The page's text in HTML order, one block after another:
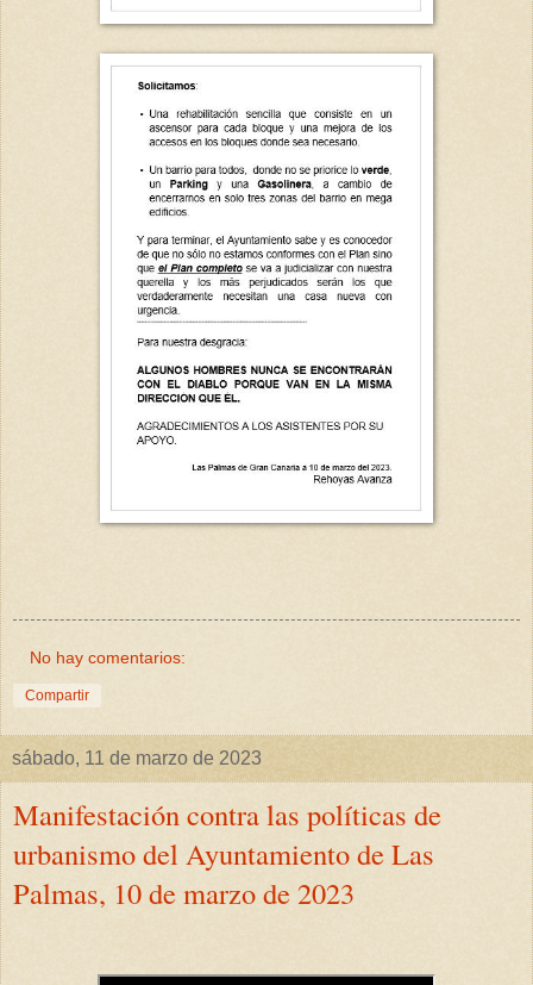
No hay comentarios:
Compartir
sábado, 11 de marzo de 2023
Manifestación contra las políticas de
urbanismo del Ayuntamiento de Las
Palmas, 10 de marzo de 2023